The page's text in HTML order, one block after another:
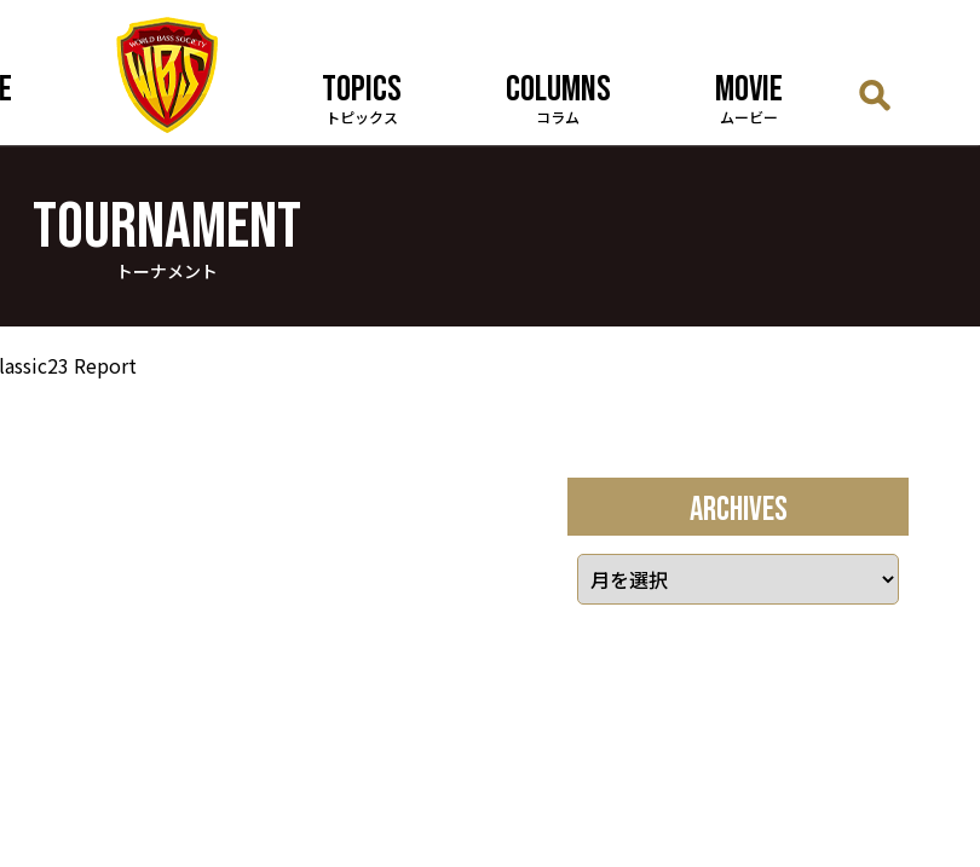
TOPICS
トピックス
COLUMNS
コラム
MOVIE
ムービー
TOURNAMENT
トーナメント
Report
ARCHIVES